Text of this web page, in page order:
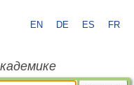
EN DE ES FR